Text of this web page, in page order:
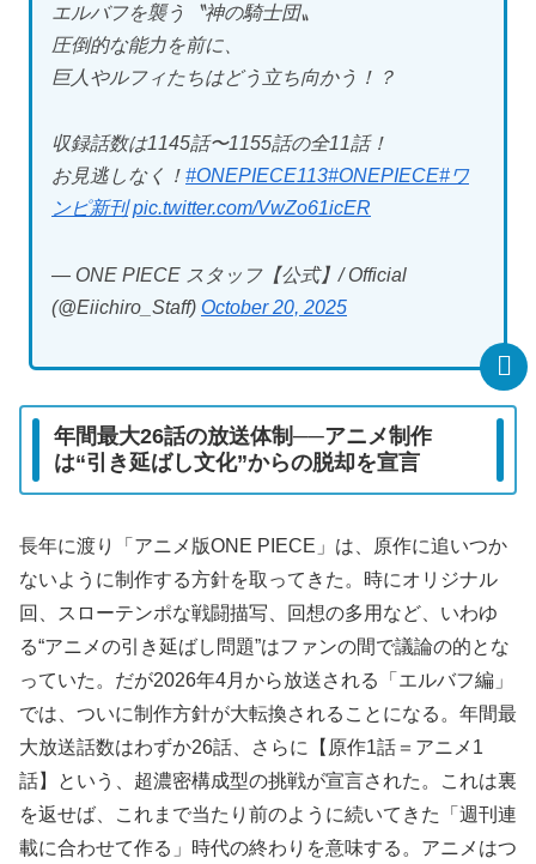
エルバフを襲う〝神の騎士団〟
圧倒的な能力を前に、
巨人やルフィたちはどう立ち向かう！？
収録話数は1145話〜1155話の全11話！
お見逃しなく！ #ONEPIECE113#ONEPIECE#ワ
ンピ新刊 pic.twitter.com/VwZo61icER
— ONE PIECE スタッフ【公式】/ Official
(@Eiichiro_Staff) October 20, 2025
年間最大26話の放送体制──アニメ制作
は“引き延ばし文化”からの脱却を宣言
長年に渡り「アニメ版ONE PIECE」は、原作に追いつか
ないように制作する方針を取ってきた。時にオリジナル
回、スローテンポな戦闘描写、回想の多用など、いわゆ
る“アニメの引き延ばし問題”はファンの間で議論の的とな
っていた。だが2026年4月から放送される「エルバフ編」
では、ついに制作方針が大転換されることになる。年間最
大放送話数はわずか26話、さらに【原作1話＝アニメ1
話】という、超濃密構成型の挑戦が宣言された。これは裏
を返せば、これまで当たり前のように続いてきた「週刊連
載に合わせて作る」時代の終わりを意味する。アニメはつ